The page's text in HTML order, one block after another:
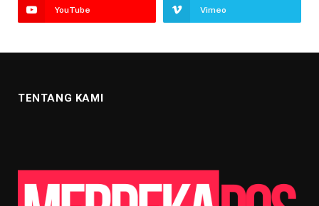
YouTube Vimeo
TENTANG KAMI